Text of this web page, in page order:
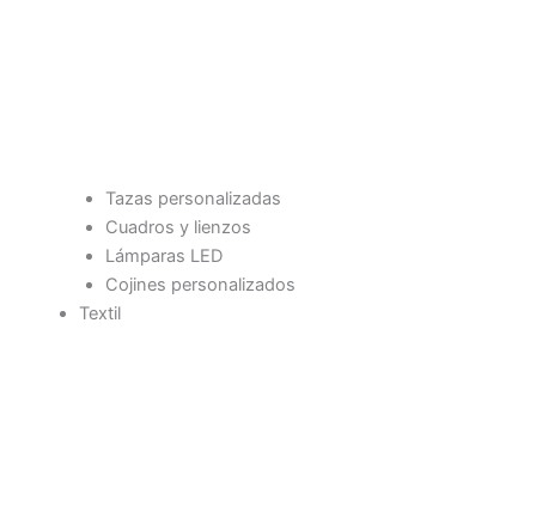
Tazas personalizadas
Cuadros y lienzos
Lámparas LED
Cojines personalizados
Textil